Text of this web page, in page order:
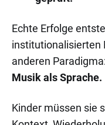
Echte Erfolge
institutionalisierten
anderen Paradigma:
Musik als Sprache.
Kinder müssen sie